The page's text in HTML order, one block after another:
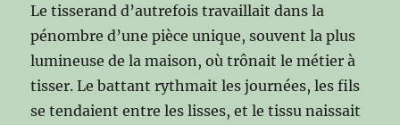
Le tisserand d’autrefois travaillait dans la
pénombre d’une pièce unique, souvent la plus
lumineuse de la maison, où trônait le métier à
tisser. Le battant rythmait les journées, les fils
se tendaient entre les lisses, et le tissu naissait